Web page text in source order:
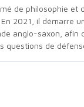
2021, il démarre
anglo-saxon, afin
questions de